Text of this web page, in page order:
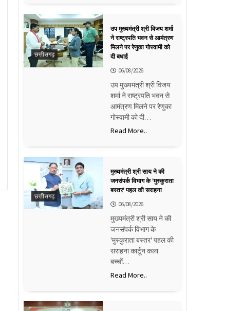
छत्तीसगढ़
उप मुख्यमंत्री श्री विजय शर्मा
ने राष्ट्रपति भवन से आमंत्रण
मिलने पर रेणुका गोस्वामी को
दी बधाई
06/08/2026
उप मुख्यमंत्री श्री विजय
शर्मा ने राष्ट्रपति भवन से
आमंत्रण मिलने पर रेणुका
गोस्वामी को दी…
Read More..
छत्तीसगढ़
मुख्यमंत्री श्री साय ने की
जनसंपर्क विभाग के ‘मुस्कुराता
बस्तर’ पहल की सराहना
06/08/2026
मुख्यमंत्री श्री साय ने की
जनसंपर्क विभाग के
'मुस्कुराता बस्तर' पहल की
सराहना कार्टून कला
बच्चों…
Read More..